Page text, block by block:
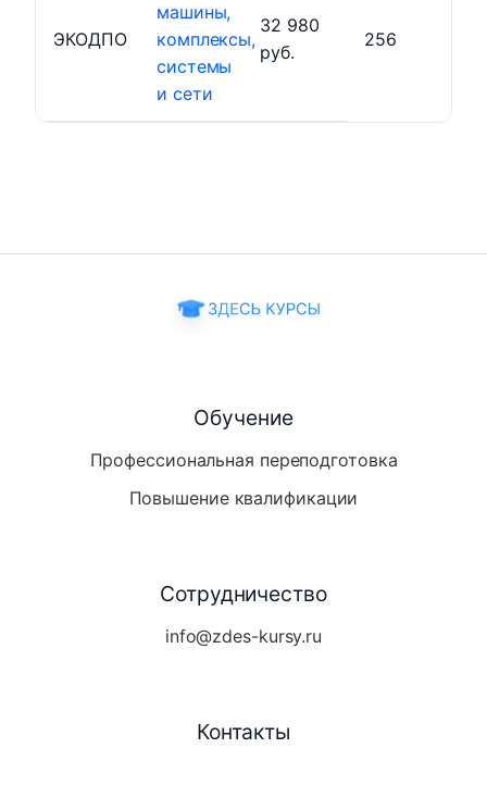
ЭКОДПО
машины,
комплексы,
системы
и сети
32 980
руб.
256
Обучение
Профессиональная переподготовка
Повышение квалификации
Сотрудничество
info@zdes-kursy.ru
Контакты